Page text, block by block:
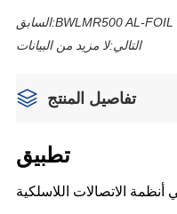
السابق:
التالي:لا مزيد من البيانات
تفاصيل المنتج